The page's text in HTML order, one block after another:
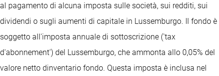
al pagamento di alcuna imposta sulle società, sui redditi, sui
dividendi o sugli aumenti di capitale in Lussemburgo. Il fondo è
soggetto all'imposta annuale di sottoscrizione ('tax
d'abonnement') del Lussemburgo, che ammonta allo 0,05% del
valore netto dinventario fondo. Questa imposta è inclusa nel